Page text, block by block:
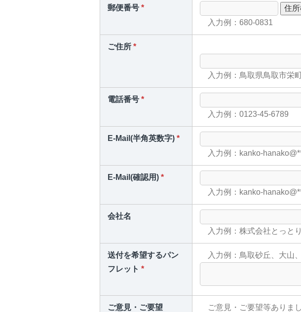
郵便番号 *
入力例：680-0831
ご住所 *
入力例：鳥取県鳥取市栄
電話番号 *
入力例：0123-45-6789
E-Mail(半角英数字) *
入力例：kanko-
E-Mail(確認用) *
入力例：kanko-
会社名
入力例：株式会社とっと
送付を希望するパン
フレット *
入力例：鳥取砂丘、大山
ご意見・ご要望 ご意見・ご要望等ありま